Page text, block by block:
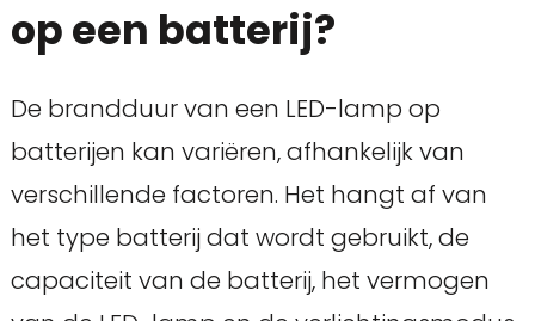
op een batterij?
De brandduur van een LED-lamp op
batterijen kan variëren, afhankelijk van
verschillende factoren. Het hangt af van
het type batterij dat wordt gebruikt, de
capaciteit van de batterij, het vermogen